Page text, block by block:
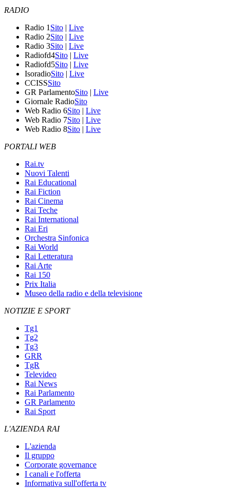
RADIO
Radio 1 Sito | Live
Radio 2Sito | Live
Radio 3Sito | Live
Radiofd4Sito | Live
Radiofd5Sito | Live
IsoradioSito | Live
CCISSSito
GR ParlamentoSito | Live
Giornale RadioSito
Web Radio 6Sito | Live
Web Radio 7Sito | Live
Web Radio 8Sito | Live
PORTALI WEB
Rai.tv
Nuovi Talenti
Rai Educational
Rai Fiction
Rai Cinema
Rai Teche
Rai International
Rai Eri
Orchestra Sinfonica
Rai World
Rai Letteratura
Rai Arte
Rai 150
Prix Italia
Museo della radio e della televisione
NOTIZIE E SPORT
Tg1
Tg2
Tg3
GRR
TgR
Televideo
Rai News
Rai Parlamento
GR Parlamento
Rai Sport
L'AZIENDA RAI
L'azienda
Il gruppo
Corporate governance
I canali e l'offerta
Informativa sull'offerta tv